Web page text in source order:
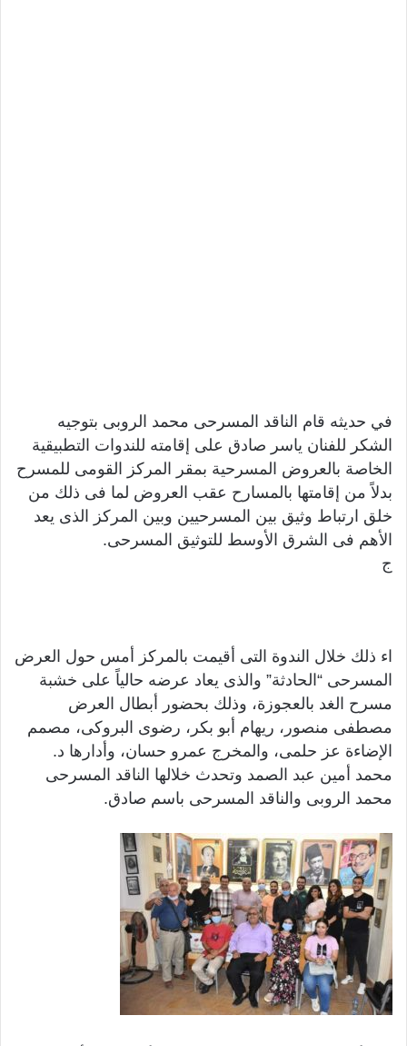
في حديثه قام الناقد المسرحى محمد الروبى بتوجيه
الشكر للفنان ياسر صادق على إقامته للندوات التطبيقية
الخاصة بالعروض المسرحية بمقر المركز القومى للمسرح
بدلاً من إقامتها بالمسارح عقب العروض لما فى ذلك من
خلق ارتباط وثيق بين المسرحيين وبين المركز الذى يعد
الأهم فى الشرق الأوسط للتوثيق المسرحى.
ج
اء ذلك خلال الندوة التى أقيمت بالمركز أمس حول العرض
المسرحى “الحادثة” والذى يعاد عرضه حالياً على خشبة
مسرح الغد بالعجوزة، وذلك بحضور أبطال العرض
مصطفى منصور، ريهام أبو بكر، رضوى البروكى، مصمم
الإضاءة عز حلمى، والمخرج عمرو حسان، وأدارها د.
محمد أمين عبد الصمد وتحدث خلالها الناقد المسرحى
محمد الروبى والناقد المسرحى باسم صادق.